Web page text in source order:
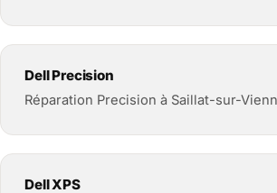
Dell Precision
Réparation Precision à Saillat-sur-
Dell XPS